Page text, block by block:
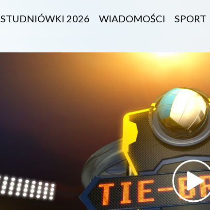
STUDNIÓWKI 2026 WIADOMOŚCI SPORT